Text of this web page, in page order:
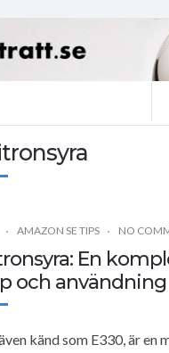
AMAZON SE TIPS NO
En
och användning
känd som E330, är en